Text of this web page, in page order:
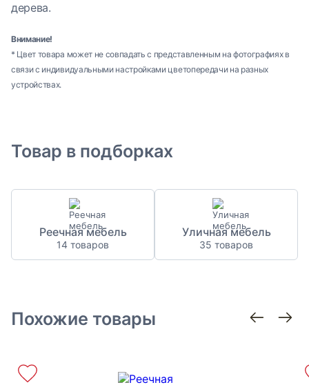
дерева.
Внимание!
* Цвет товара может не совпадать с представленным на фотографиях в
связи с индивидуальными настройками цветопередачи на разных
устройствах.
Товар в подборках
Реечная мебель
14 товаров
Уличная мебель
35 товаров
Похожие товары